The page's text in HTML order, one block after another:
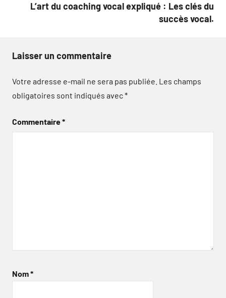
L’art du coaching vocal expliqué : Les clés du
succès vocal.
Laisser un commentaire
Votre adresse e-mail ne sera pas publiée. Les champs
obligatoires sont indiqués avec*
Commentaire*
Nom*